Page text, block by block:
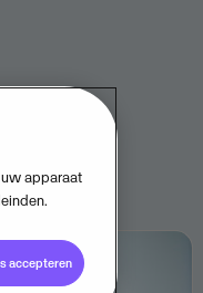
uw apparaat
accepteren